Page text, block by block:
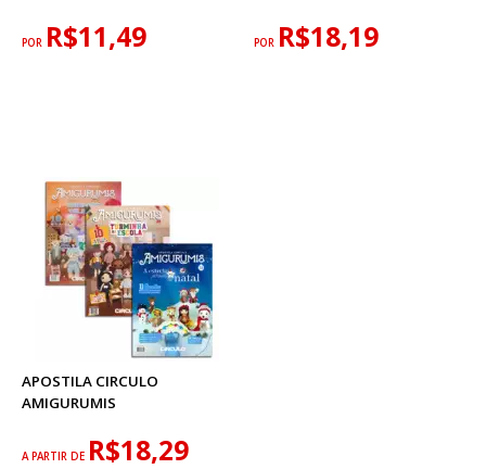
POR R$11,49 POR R$18,19
APOSTILA CIRCULO
AMIGURUMIS
A PARTIR DE R$18,29